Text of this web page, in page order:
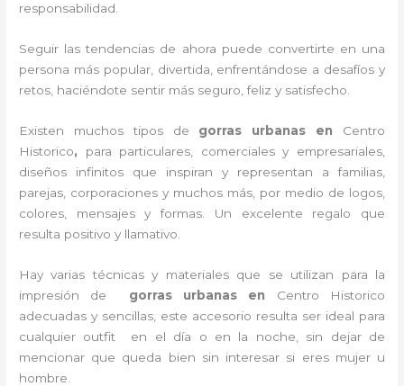
responsabilidad.
Seguir las tendencias de ahora puede convertirte en una
persona más popular, divertida, enfrentándose a desafíos y
retos, haciéndote sentir más seguro, feliz y satisfecho.
Existen muchos tipos de gorras urbanas en Centro
Historico, para particulares, comerciales y empresariales,
diseños infinitos que inspiran y representan a familias,
parejas, corporaciones y muchos más, por medio de logos,
colores, mensajes y formas. Un excelente regalo que
resulta positivo y llamativo.
Hay varias técnicas y materiales que se utilizan para la
impresión de gorras urbanas en Centro Historico
adecuadas y sencillas, este accesorio resulta ser ideal para
cualquier outfit en el día o en la noche, sin dejar de
mencionar que queda bien sin interesar si eres mujer u
hombre.